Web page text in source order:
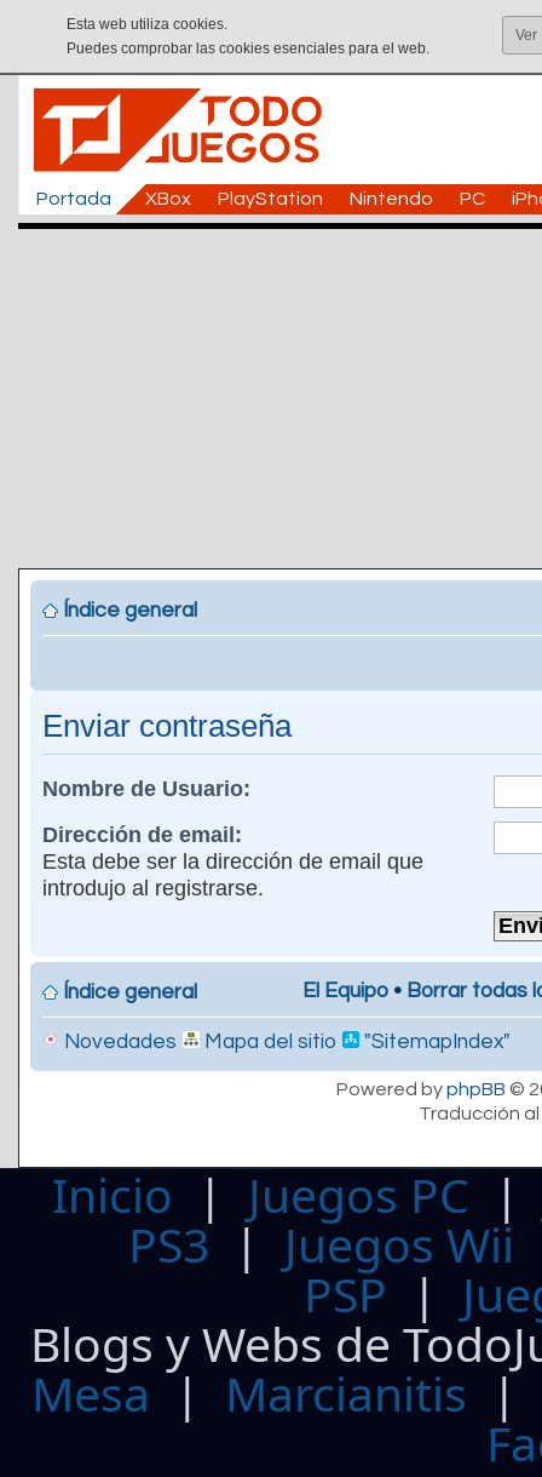
Esta web utiliza cookies.
Puedes comprobar las cookies esenciales para el web.
Ver
Portada XBox PlayStation Nintendo PC
Índice general
Enviar contraseña
Nombre de Usuario:
Dirección de email:
Esta debe ser la dirección de email que
introdujo al registrarse.
Índice general El Equipo • Borrar todas
Novedades Mapa del sitio "SitemapIndex"
Powered byphpBB ©
Traducción
Inicio | Juegos PC
PS3| Juegos Wii
PSP |
Blogs y Webs de
Mesa | Marcianitis |